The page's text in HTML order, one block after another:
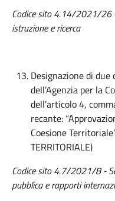
Codice sito 4.14/2021/26
istruzione e ricerca
Designazione di
dell’Agenzia per la
dell’articolo 4,
recante:
Coesione
TERRITORIALE)
Codice sito 4.7/2021/8 -
pubblica e rapporti